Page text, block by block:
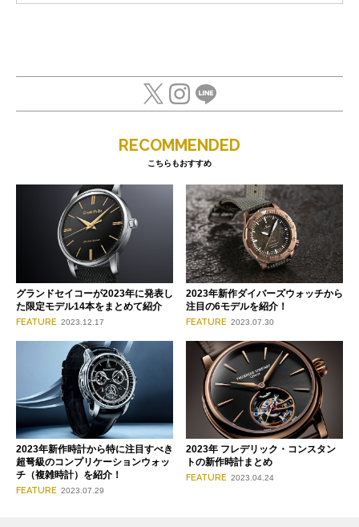
RECOMMENDED
こちらもおすすめ
グランドセイコーが2023年に発表し
た限定モデル14本をまとめて紹介
FEATURE 2023.12.17
2023年新作ダイバーズウォッチから
注目の6モデルを紹介！
FEATURE 2023.07.30
2023年新作時計から特に注目すべき
超弩級のコンプリケーションウォッ
チ（複雑時計）を紹介！
FEATURE 2023.07.29
2023年 フレデリック・コンスタン
トの新作時計まとめ
FEATURE 2023.04.24